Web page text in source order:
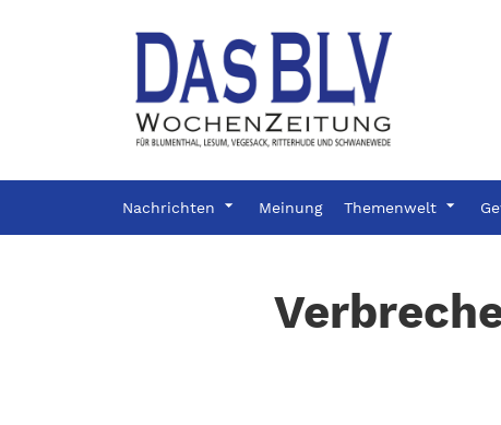
Nachrichten Meinung Themenwelt